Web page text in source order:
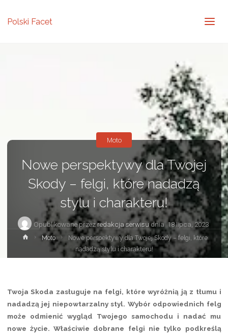
Polski Facet
Nowe perspektywy dla Twojej
Skody – felgi, które nadadzą
stylu i charakteru!
Opublikowane przezredakcja serwisu dnia 18 lipca, 2023
Moto
StronaMoto
Nowe perspektywy dla Twojej Skody – felgi, które
nadadzą stylu i charakteru!
Twoja Skoda zasługuje na felgi, które wyróżnią ją z tłumu i
nadadzą jej niepowtarzalny styl. Wybór odpowiednich felg
może odmienić wygląd Twojego samochodu i nadać mu
nowe życie. Właściwie dobrane felgi nie tylko podkreślą